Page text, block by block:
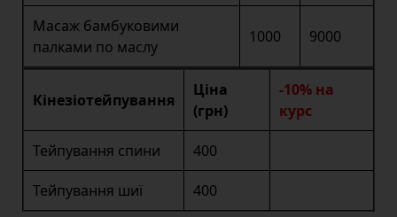
Масаж бамбуковими
палками по маслу
1000 9000
Кінезіотейпування
Ціна
(грн)
-10% на
курс
Тейпування спини 400
Тейпування шиї 400